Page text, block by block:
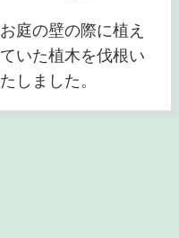
お庭の壁の際に植え
ていた植木を伐根い
たしました。